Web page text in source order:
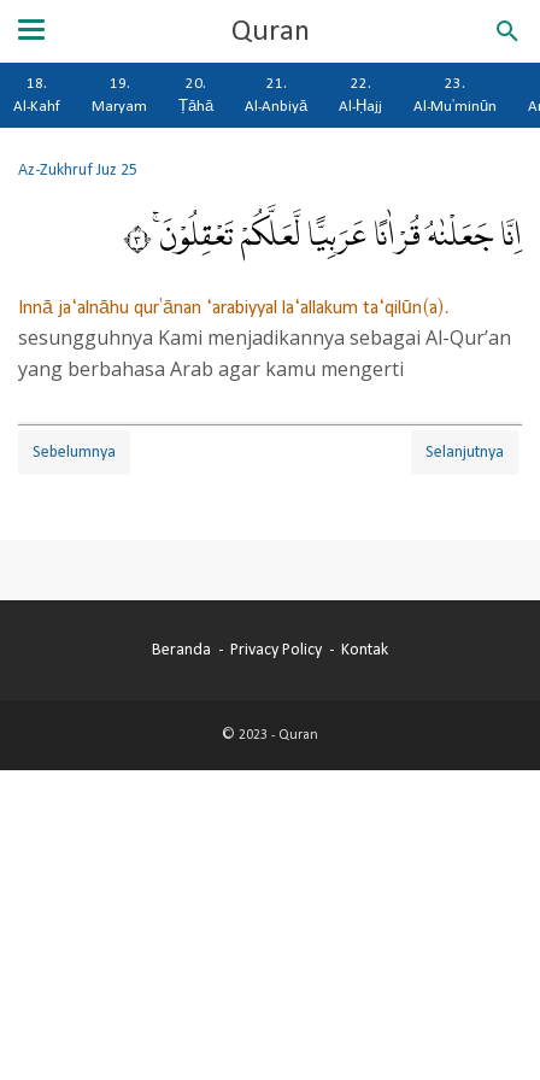
Quran
18.
Al-Kahf
19.
Maryam
20.
Ṭāhā
21.
Al-Anbiyā
22.
Al-Ḥajj
23.
Al-Mu'minūn
Az-ZukhrufJuz 25
اِنَّا جَعَلْنٰهُ قُرْاٰنًا عَرَبِيًّا لَّعَلَّكُمْ تَعْقِلُوْنَۚ ٣
Innā ja‘alnāhu qur'ānan ‘arabiyyal la‘allakum ta‘qilūn(a).
sesungguhnya Kami menjadikannya sebagai Al-Qur’an
yang berbahasa Arab agar kamu mengerti
Sebelumnya Selanjutnya
Beranda Privacy Policy Kontak
© 2023 - Quran